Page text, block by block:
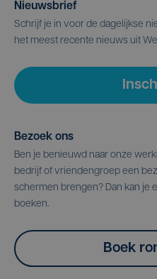
Nieuwsbrief
Schrijf je in voor de dagelijkse
het meest recente nieuws uit
Bezoek ons
Ben je benieuwd naar onze
bedrijf of vriendengroep een
schermen brengen? Dan kan je
boeken.
Boek